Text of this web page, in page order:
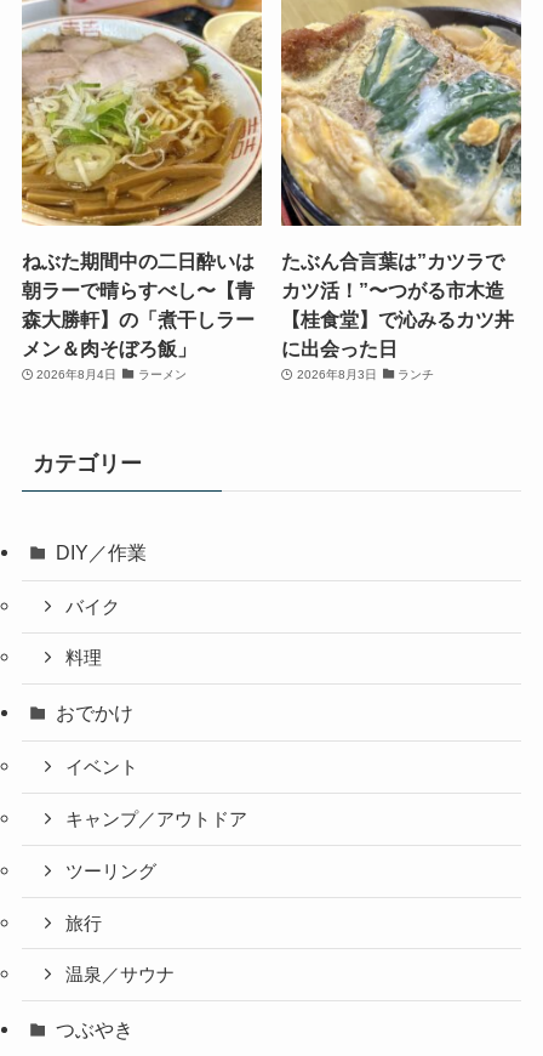
ねぶた期間中の二日酔いは
朝ラーで晴らすべし〜【青
森大勝軒】の「煮干しラー
メン＆肉そぼろ飯」
2026年8月4日 ラーメン
たぶん合言葉は”カツラで
カツ活！”〜つがる市木造
【桂食堂】で沁みるカツ丼
に出会った日
2026年8月3日 ランチ
カテゴリー
DIY／作業
バイク
料理
おでかけ
イベント
キャンプ／アウトドア
ツーリング
旅行
温泉／サウナ
つぶやき